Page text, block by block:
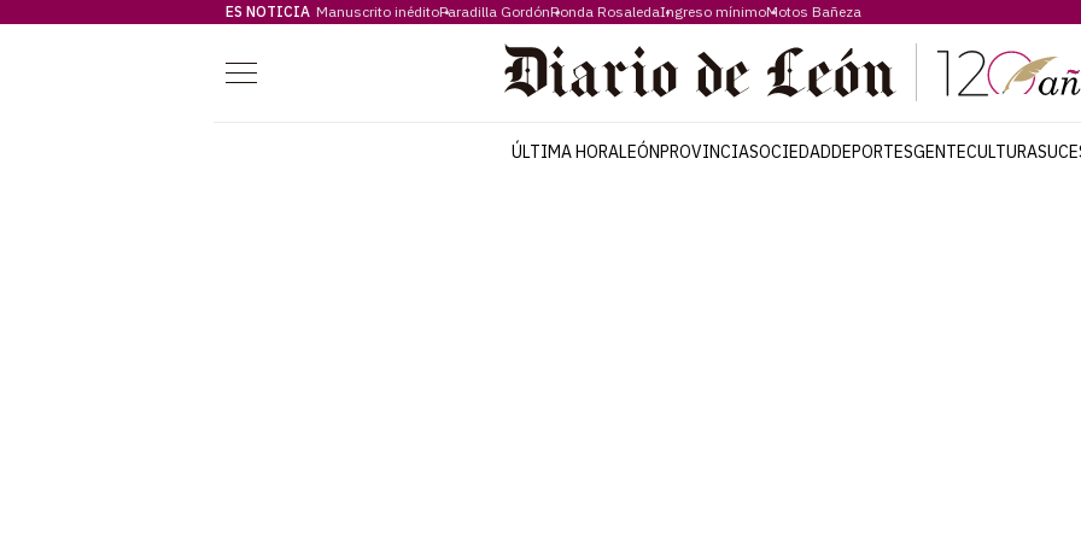
ES NOTICIA Manuscrito inéditoParadilla GordónRonda RosaledaIngreso mínimoMotos Bañeza
Menú
ÚLTIMA HORALEÓNPROVINCIASOCIEDADDEPORTESGENTECULTURA